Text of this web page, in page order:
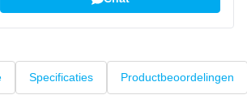
Specificaties Productbeoordelingen